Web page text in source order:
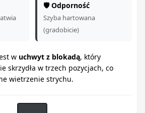
🛡️ Odporność
Szyba hartowana
(gradobicie)
w uchwyt z blokadą, który
skrzydła w trzech pozycjach, co
wietrzenie strychu.